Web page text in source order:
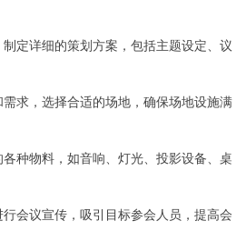
制定详细的策划方案，包括主题设定、议
求，选择合适的场地，确保场地设施满
种物料，如音响、灯光、投影设备、桌
会议宣传，吸引目标参会人员，提高会